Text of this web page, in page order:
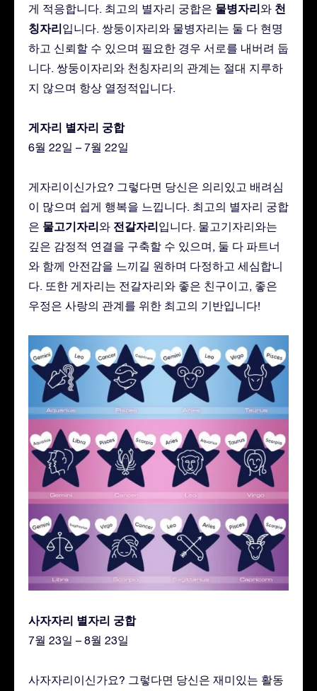
게 적응합니다. 최고의 별자리 궁합은 물병자리와 천
칭자리입니다. 쌍둥이자리와 물병자리는 둘 다 현명
하고 신뢰할 수 있으며 필요한 경우 서로를 내버려 둡
니다. 쌍둥이자리와 천칭자리의 관계는 절대 지루하
지 않으며 항상 열정적입니다.
게자리 별자리 궁합
6월 22일 – 7월 22일
게자리이신가요? 그렇다면 당신은 의리있고 배려심
이 많으며 쉽게 행복을 느낍니다. 최고의 별자리 궁합
은 물고기자리와 전갈자리입니다. 물고기자리와는
깊은 감정적 연결을 구축할 수 있으며, 둘 다 파트너
와 함께 안전감을 느끼길 원하며 다정하고 세심합니
다. 또한 게자리는 전갈자리와 좋은 친구이고, 좋은
우정은 사랑의 관계를 위한 최고의 기반입니다!
사자자리 별자리 궁합
7월 23일 – 8월 23일
사자자리이신가요? 그렇다면 당신은 재미있는 활동